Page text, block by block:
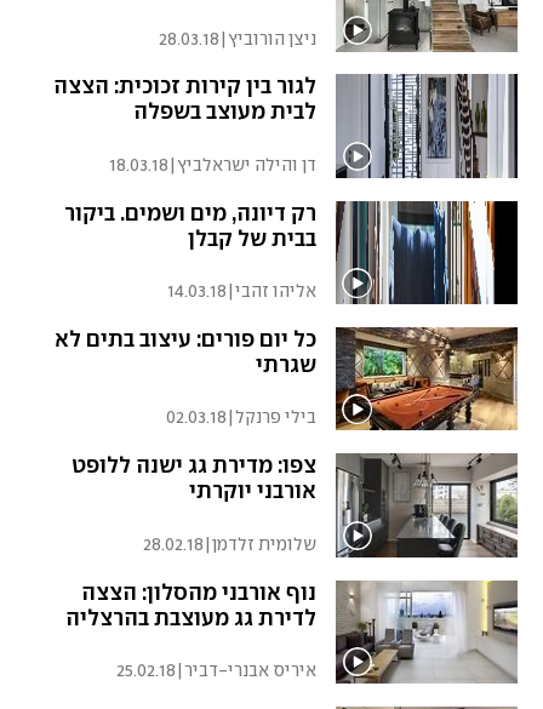
ניצן הורוביץ 28.03.18
לגור בין קירות זכוכית: הצצה
לבית מעוצב בשפלה
דן והילה ישראלביץ 18.03.18
רק דיונה, מים ושמים. ביקור
בבית של קבלן
אליהו זהבי|
14.03.18
כל יום פורים: עיצוב בתים לא
שגרתי
בילי פרנקל|
02.03.18
צפו: מדירת גג ישנה ללופט
אורבני יוקרתי
שלומית זלדמן|
28.02.18
נוף אורבני מהסלון: הצצה
לדירת גג מעוצבת בהרצליה
איריס אבנרי-דביר|
25.02.18